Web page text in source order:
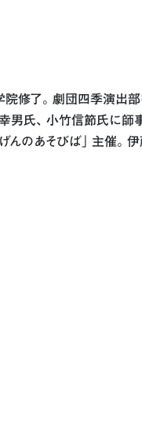
了｡ 劇団四季演出部
氏､ 小竹信節氏に師
げんのあそびば｣ 主催